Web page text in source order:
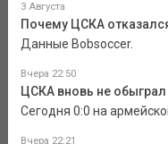
3 Августа
Почему ЦСКА
Данные Bobsoccer.
Вчера 22:50
ЦСКА вновь не
Сегодня 0:0 на
Вчера 22:21